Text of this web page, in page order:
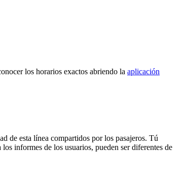
los horarios exactos abriendo la aplicación
de esta línea compartidos por los pasajeros. Tú
informes de los usuarios, pueden ser diferentes de